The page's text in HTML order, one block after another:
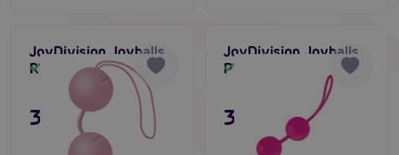
JoyDivision Joyballs
RoseSkladem
395 Kč
JoyDivision Joyballs
Pink
395 Kč